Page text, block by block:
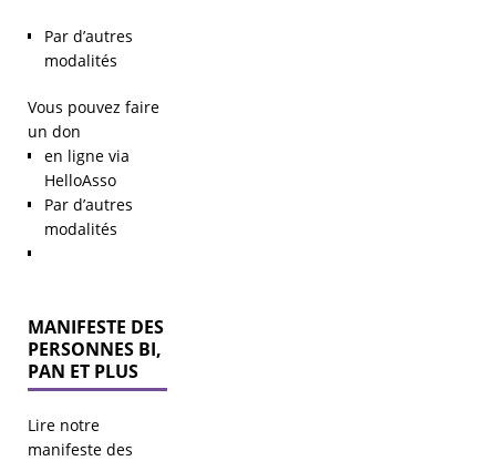
Par d’autres
modalités
Vous pouvez faire
un don
en ligne via
HelloAsso
Par d’autres
modalités
MANIFESTE DES
PERSONNES BI,
PAN ET PLUS
Lire notre
manifeste des